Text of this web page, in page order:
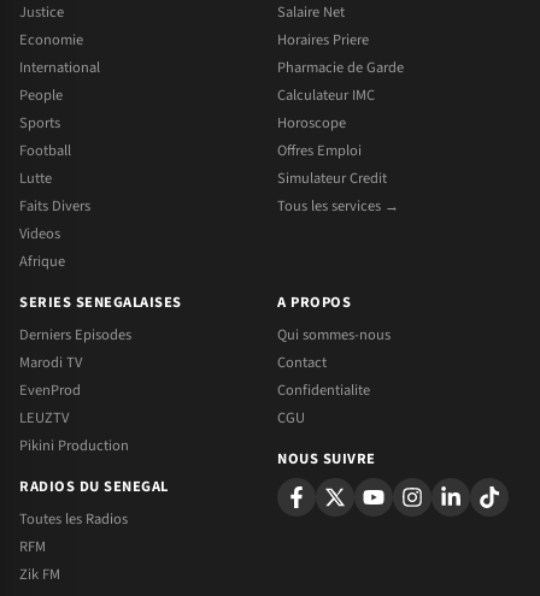
Justice
Economie
International
People
Sports
Football
Lutte
Faits Divers
Videos
Afrique
Salaire Net
Horaires Priere
Pharmacie de Garde
Calculateur IMC
Horoscope
Offres Emploi
Simulateur Credit
Tous les services →
SERIES SENEGALAISES
Derniers Episodes
Marodi TV
EvenProd
LEUZTV
Pikini Production
RADIOS DU SENEGAL
Toutes les Radios
RFM
Zik FM
A PROPOS
Qui sommes-nous
Contact
Confidentialite
CGU
NOUS SUIVRE